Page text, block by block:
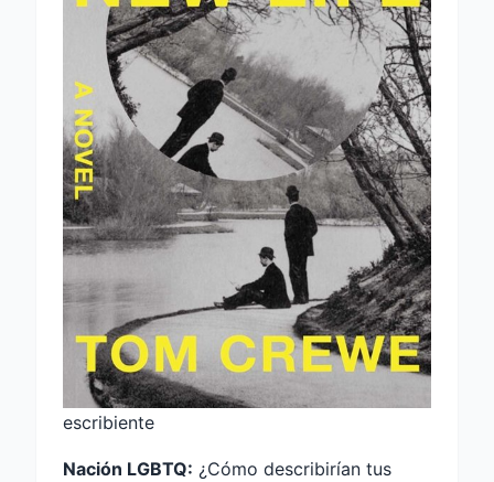
escribiente
Nación LGBTQ: ¿Cómo describirían tus